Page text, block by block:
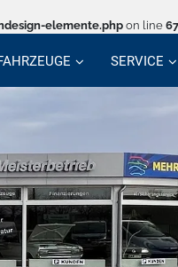
elemente.php on line 67
SERVICE